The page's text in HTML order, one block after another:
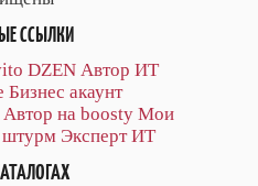
ССЫЛКИ
DZEN Автор ИТ
Бизнес акаунт
Автор на boosty Мои
штурм Эксперт ИТ